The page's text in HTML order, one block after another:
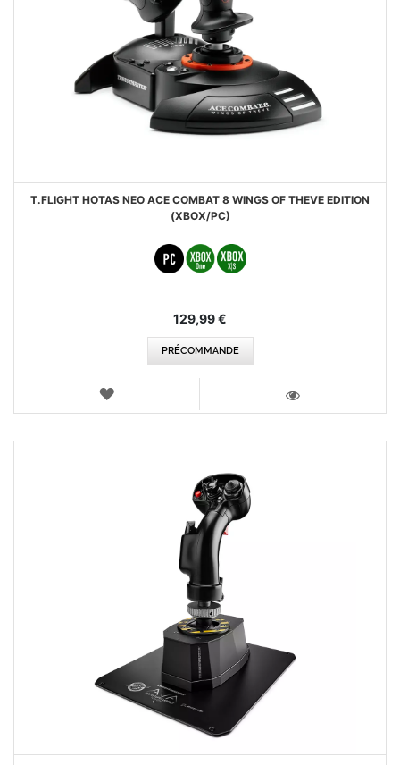
T.FLIGHT HOTAS NEO ACE COMBAT 8 WINGS OF THEVE EDITION
(XBOX/PC)
129,99 €
PRÉCOMMANDE
AJOUTER